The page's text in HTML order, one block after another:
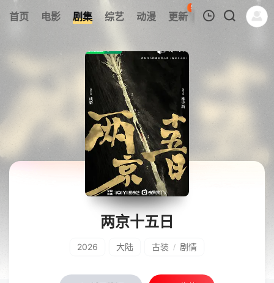
首页 电影 剧集 综艺 动漫 更新
59
热榜 APP
暂无观看影片的记录
两京十五日
2026 大陆 古装 / 剧情